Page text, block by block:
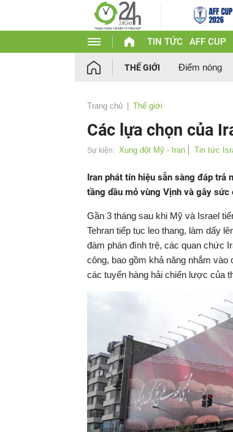
TIN TỨC AFF CUP
THẾ GIỚI Điểm nóng
Trang chủ Thế giới
Các lựa chọn của
Sự kiện: Xung đột Mỹ - Iran Tin tức
Iran phát tín hiệu sẵn sàng đáp trả
tầng dầu mỏ vùng Vịnh và gây
Gần 3 tháng sau khi Mỹ và Israel
Tehran tiếp tục leo thang, làm dấy
đàm phán đình trệ, các quan chức
công, bao gồm khả năng nhắm
các tuyến hàng hải chiến lược của